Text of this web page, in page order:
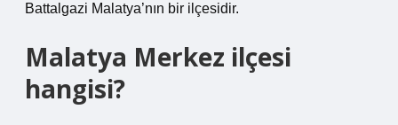
Battalgazi Malatya’nın bir ilçesidir.
Malatya Merkez ilçesi
hangisi?